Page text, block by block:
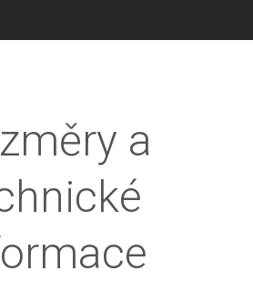
a